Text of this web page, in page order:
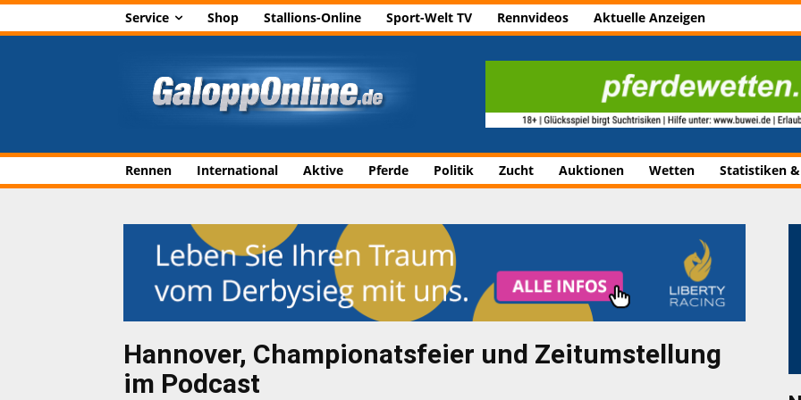
Service Shop Stallions-Online Sport-Welt TV Rennvideos Aktuelle Anzeigen
Rennen International Aktive Pferde Politik Zucht Auktionen Wetten Statistiken
Hannover, Championatsfeier und Zeitumstellung
im Podcast